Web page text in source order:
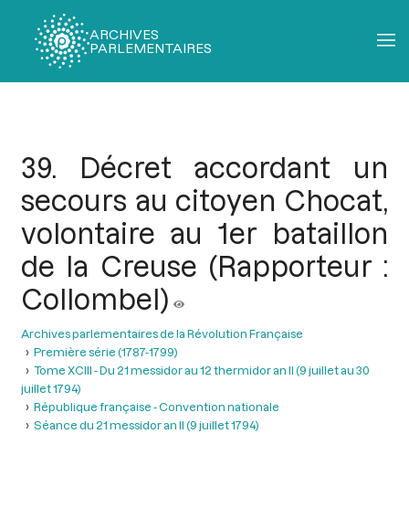
ARCHIVES
PARLEMENTAIRES
39. Décret accordant un
secours au citoyen Chocat,
volontaire au 1er bataillon
de la Creuse (Rapporteur :
Collombel)
Archives parlementaires de la Révolution Française
Première série (1787-1799)
Tome XCIII - Du 21 messidor au 12 thermidor an II (9 juillet au 30
juillet 1794)
République française - Convention nationale
Séance du 21 messidor an II (9 juillet 1794)